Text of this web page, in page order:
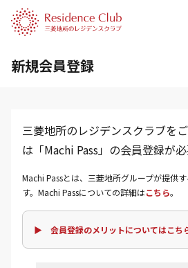
新規会員登録
三菱地所のレジデンスクラブを
は「Machi Pass」の会員登録が必
Machi Passとは、三菱地所グループが提供
す。Machi Passについての詳細はこちら。
▶ 会員登録のメリットについてはこち